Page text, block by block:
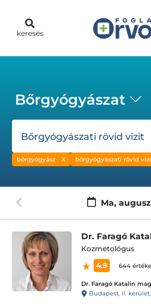
keresés
Bőrgyógyászat
Bőrgyógyászati rövid vizit
bőrgyógyász bőrgyógyászati rövid
Ma,
Dr. Faragó
Kozmetológus
4.9
644
Dr. Faragó Katalin
Budapest, II. kerület, Szilágyi